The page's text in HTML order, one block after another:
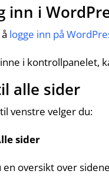
inn i
logge inn på
i kontrollpanelet,
alle sider
venstre velger du:
sider
en oversikt over